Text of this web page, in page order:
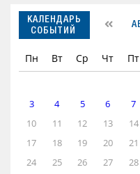
КАЛЕНДАРЬ
СОБЫТИЙ
Пн Вт Ср Чт Пт
3
4 5 6 7
10
11 12 13 14
17
18 19 20 21
24
25 26 27 28